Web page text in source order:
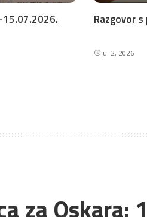
15.07.2026. Razgovor
jul 2, 2026
za Oskara: